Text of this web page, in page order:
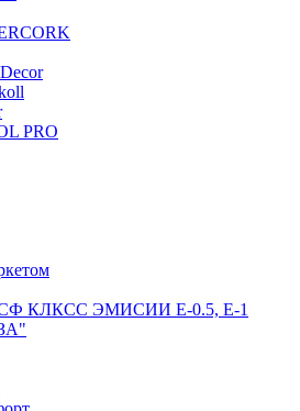
PRO
КЛКСС ЭМИСИИ Е-0.5, Е-1